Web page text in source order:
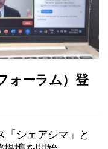
ォーラム）登
シェアシマ」と